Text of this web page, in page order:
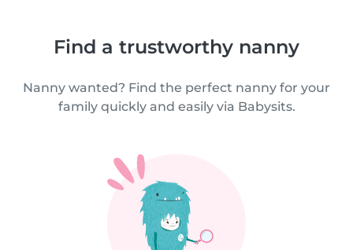
Find a trustworthy nanny
Nanny wanted? Find the perfect nanny for your
family quickly and easily via Babysits.